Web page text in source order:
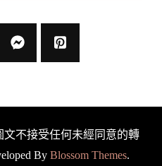
不接受任何未經同意的轉
By Blossom Themes.